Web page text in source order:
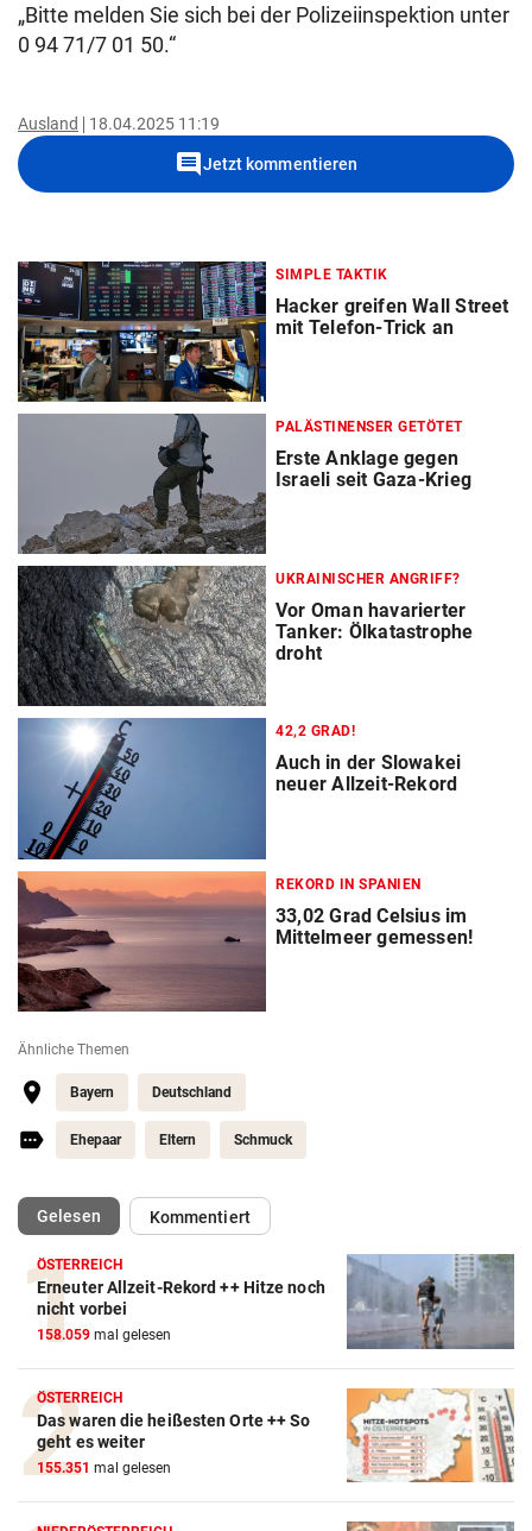
„Bitte melden Sie sich bei der Polizeiinspektion unter
0 94 71/7 01 50.“
Ausland 18.04.2025 11:19
commentJetzt kommentieren
SIMPLE TAKTIK
Hacker greifen Wall Street
mit Telefon-Trick an
PALÄSTINENSER GETÖTET
Erste Anklage gegen
Israeli seit Gaza-Krieg
UKRAINISCHER ANGRIFF?
Vor Oman havarierter
Tanker: Ölkatastrophe
droht
42,2 GRAD!
Auch in der Slowakei
neuer Allzeit-Rekord
REKORD IN SPANIEN
33,02 Grad Celsius im
Mittelmeer gemessen!
Ähnliche Themen
Bayern Deutschland
Ehepaar Eltern Schmuck
Gelesen(ausgewählt)Kommentiert
ÖSTERREICH
Erneuter Allzeit-Rekord ++ Hitze noch
nicht vorbei
158.059 mal gelesen
ÖSTERREICH
Das waren die heißesten Orte ++ So
geht es weiter
155.351 mal gelesen